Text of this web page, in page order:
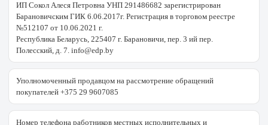
ИП Сокол Алеся Петровна УНП 291486682 зарегистрирован
Барановичским ГИК 6.06.2017г. Регистрация в торговом реестре
№512107 от 10.06.2021 г.
Республика Беларусь, 225407 г. Барановичи, пер. 3 ий пер.
Полесский, д. 7. info@edp.by
Уполномоченный продавцом на рассмотрение обращений
покупателей +375 29 9607085
Номер телефона работников местных исполнительных и